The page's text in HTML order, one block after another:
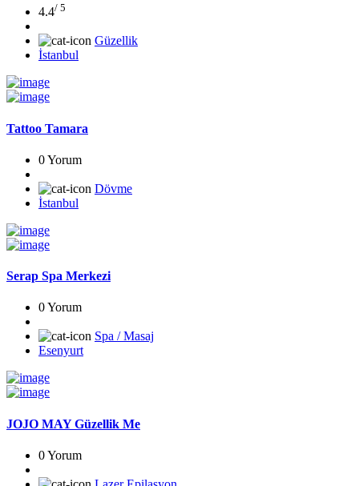
4.4/ 5
Güzellik
İstanbul
Tattoo Tamara
0 Yorum
Dövme
İstanbul
Serap Spa Merkezi
0 Yorum
Spa / Masaj
Esenyurt
JOJO MAY Güzellik Me
0 Yorum